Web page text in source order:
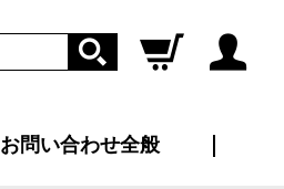
ログイン
お問い合わせ全般